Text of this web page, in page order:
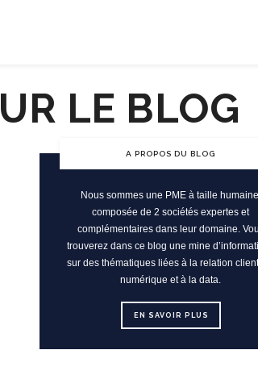
A PROPOS DU BLOG
Nous sommes une PME à taille
composée de 2 sociétés expertes et
complémentaires dans leur domaine.
trouverez dans ce blog une mine
sur des thématiques liées à la relation
numérique et à la data.
EN SAVOIR PLUS